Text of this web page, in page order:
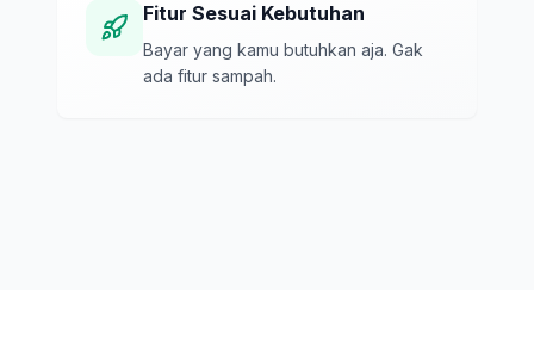
Fitur Sesuai Kebutuhan
Bayar yang kamu butuhkan aja. Gak
ada fitur sampah.